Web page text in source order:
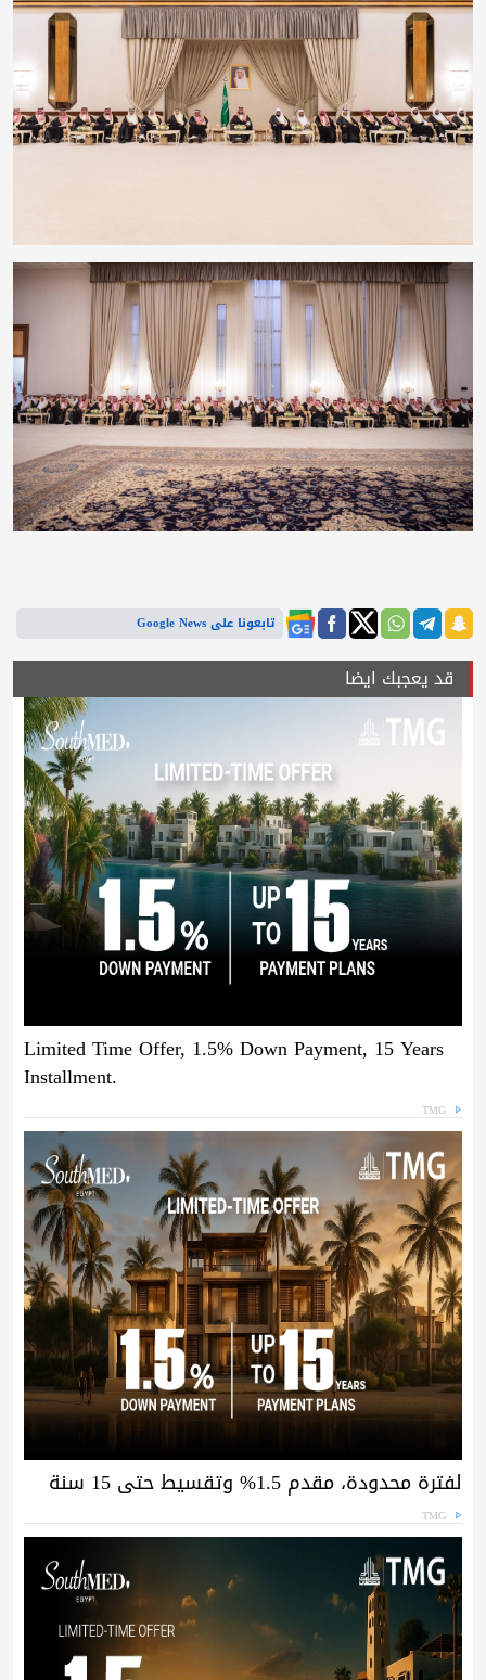
تابعونا على Google News
قد يعجبك ايضا
Limited Time Offer, 1.5% Down Payment, 15 Years
Installment.
TMG
لفترة محدودة، مقدم 1.5% وتقسيط حتى 15 سنة
TMG